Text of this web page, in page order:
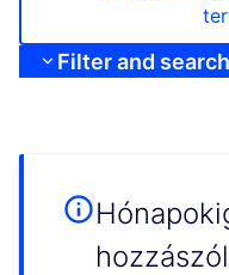
Filter and search